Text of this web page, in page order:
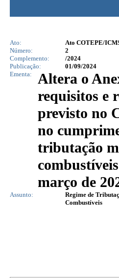
Ato:
Ato COTEPE/
Número:
2
Complemento:
/2024
Publicação:
01/09/2024
Ementa:
Altera o
requisitos e
previsto no
no
tributação
março de
Assunto:
Regime de
Combustíveis